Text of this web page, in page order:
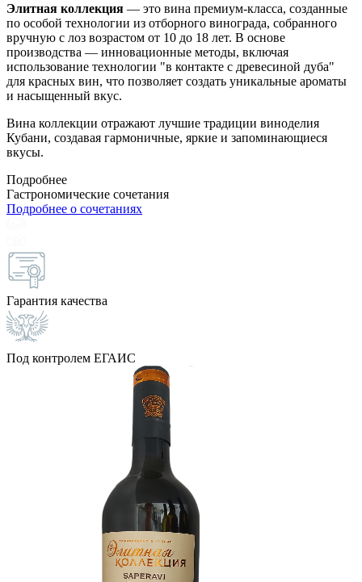
Элитная коллекция — это вина премиум-класса, созданные
по особой технологии из отборного винограда, собранного
вручную с лоз возрастом от 10 до 18 лет. В основе
производства — инновационные методы, включая
использование технологии "в контакте с древесиной дуба"
для красных вин, что позволяет создать уникальные ароматы
и насыщенный вкус.
Вина коллекции отражают лучшие традиции виноделия
Кубани, создавая гармоничные, яркие и запоминающиеся
вкусы.
Подробнее
Гастрономические сочетания
Подробнее о сочетаниях
Гарантия качества
Под контролем ЕГАИС